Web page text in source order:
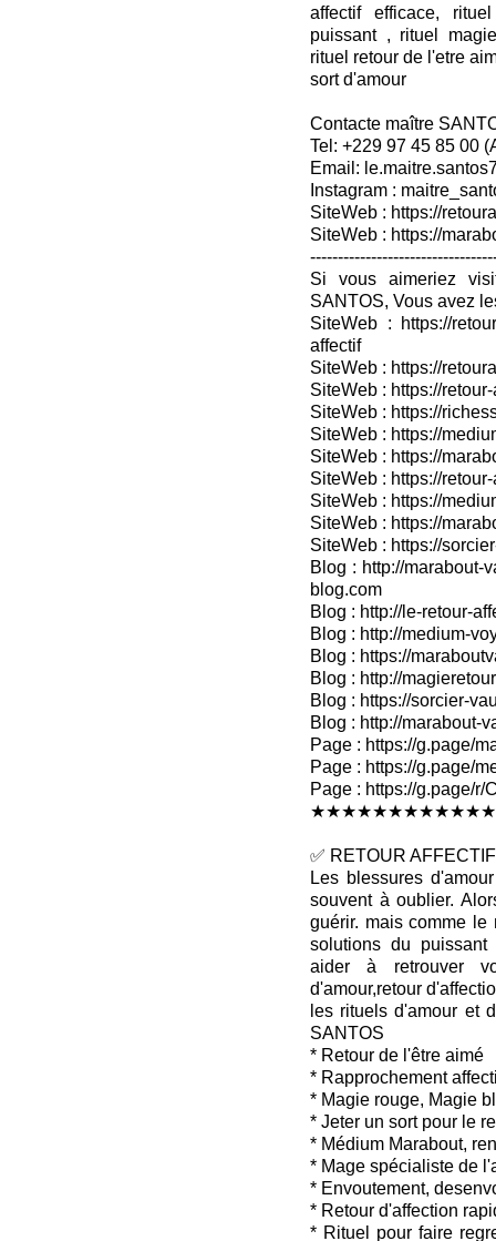
affectif efficace,
puissant , rituel
rituel retour de l'etre
sort d'amour
Contacte maître
Tel: +229 97 45 85 00
Email:
Instagram :
SiteWeb : https://
SiteWeb : https://
Si vous aimeriez
SANTOS, Vous avez
SiteWeb : https://
affectif
SiteWeb : https://
SiteWeb : https://
SiteWeb : https://
SiteWeb : https://
SiteWeb : https://
SiteWeb : https://
SiteWeb : https://
SiteWeb : https://
SiteWeb : https://
Blog : http://marabout-
blog.com
Blog : http://le-retour-
Blog : http://medium-
Blog : https://
Blog : http://
Blog : https://sorcier-
Blog : http://marabout-
Page : https://g.page/
Page : https://g.page/
Page : https://g.page/
✅ RETOUR
Les blessures
souvent à oublier.
guérir. mais comme le
solutions du
aider à retrouver
d'amour,retour
les rituels d'amour et
SANTOS
* Retour de l'être aimé
* Rapprochement
* Magie rouge, Magie
* Jeter un sort pour le
* Médium Marabout,
* Mage spécialiste de
* Envoutement,
* Retour d'affection
* Rituel pour faire